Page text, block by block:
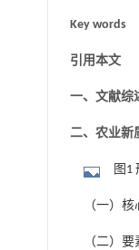
Key words
引用本文
一、文献综
二、农业新
图1
（一）
农业发展新
（二）